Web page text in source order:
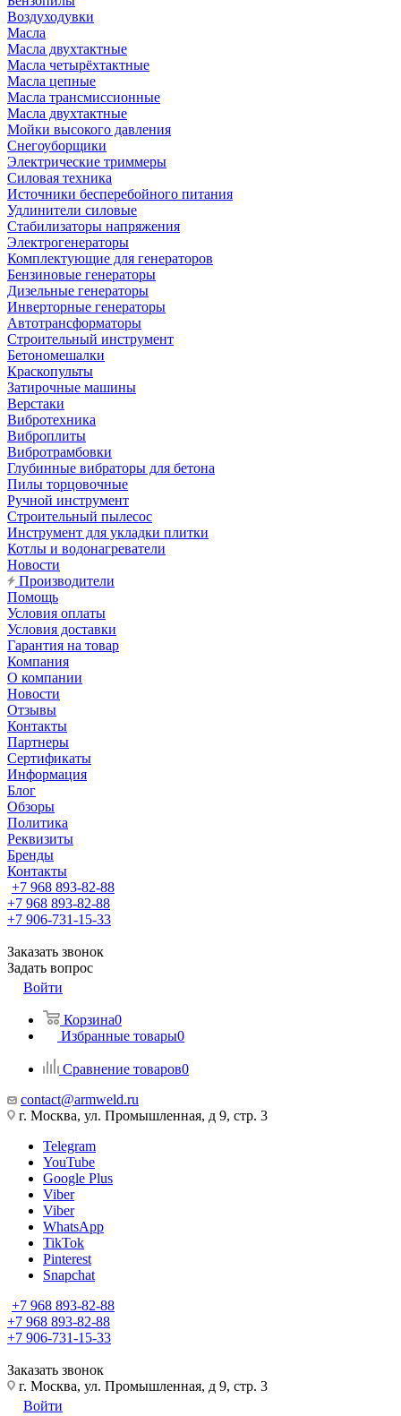
Воздуходувки
Масла
Масла двухтактные
Масла четырёхтактные
Масла цепные
Масла трансмиссионные
Масла двухтактные
Мойки высокого давления
Снегоуборщики
Электрические триммеры
Силовая техника
Источники бесперебойного питания
Удлинители силовые
Стабилизаторы напряжения
Электрогенераторы
Комплектующие для генераторов
Бензиновые генераторы
Дизельные генераторы
Инверторные генераторы
Автотрансформаторы
Строительный инструмент
Бетономешалки
Краскопульты
Затирочные машины
Верстаки
Вибротехника
Виброплиты
Вибротрамбовки
Глубинные вибраторы для бетона
Пилы торцовочные
Ручной инструмент
Строительный пылесос
Инструмент для укладки плитки
Котлы и водонагреватели
Новости
Производители
Помощь
Условия оплаты
Условия доставки
Гарантия на товар
Компания
О компании
Новости
Отзывы
Контакты
Партнеры
Сертификаты
Информация
Блог
Обзоры
Политика
Реквизиты
Бренды
Контакты
+7 968 893-82-88
+7 968 893-82-88
+7 906-731-15-33
Заказать звонок
Задать вопрос
Войти
Корзина0
Избранные товары0
Сравнение товаров0
contact@armweld.ru
г. Москва, ул. Промышленная, д 9, стр. 3
Telegram
YouTube
Google Plus
Viber
Viber
WhatsApp
TikTok
Pinterest
Snapchat
+7 968 893-82-88
+7 968 893-82-88
+7 906-731-15-33
Заказать звонок
г. Москва, ул. Промышленная, д 9, стр. 3
Войти